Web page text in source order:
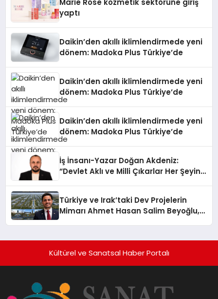
Marie Rose kozmetik sektörüne giriş
yaptı
Daikin’den akıllı iklimlendirmede yeni
dönem: Madoka Plus Türkiye’de
Daikin’den akıllı iklimlendirmede yeni
dönem: Madoka Plus Türkiye’de
Daikin’den akıllı iklimlendirmede yeni
dönem: Madoka Plus Türkiye’de
İş İnsanı-Yazar Doğan Akdeniz:
“Devlet Aklı ve Milli Çıkarlar Her Şeyin
Türkiye ve Irak’taki Dev Projelerin
Mimarı Ahmet Hasan Salim Beyoğlu,
Hayata Geçirecek
Kültürel ve Sanatsal Haber Portalı